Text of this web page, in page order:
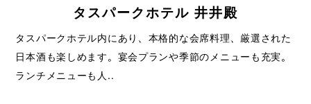
タスパークホテル 井井殿
タスパークホテル内にあり、本格的な会席料理、厳選された
日本酒も楽しめます。宴会プランや季節のメニューも充実。
ランチメニューも人..